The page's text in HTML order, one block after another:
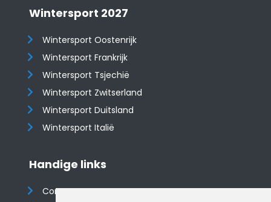
Wintersport 2027
Wintersport Oostenrijk
Wintersport Frankrijk
Wintersport Tsjechië
Wintersport Zwitserland
Wintersport Duitsland
Wintersport Italië
Handige links
Contact